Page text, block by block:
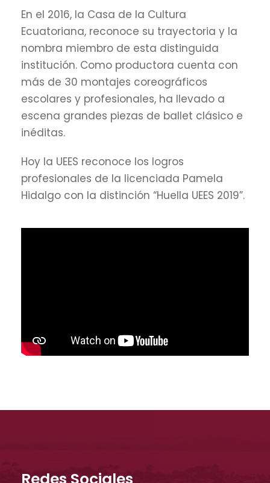
En el 2016, la Casa de la Cultura
Ecuatoriana, reconoce su trayectoria y la
nombra miembro de esta distinguida
institución. Como productora cuenta con
más de 30 montajes coreográficos
escolares y profesionales, ha llevado a
escena grandes piezas de ballet clásico e
inéditas.
Hoy la UEES reconoce los logros
profesionales de la licenciada Pamela
Hidalgo con la distinción “Huella UEES 2019”.